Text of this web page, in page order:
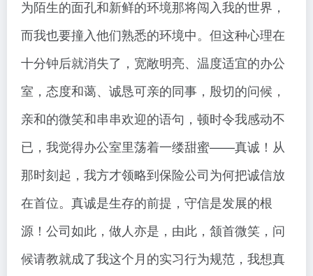
为陌生的面孔和新鲜的环境那将闯入我的世界，
而我也要撞入他们熟悉的环境中。但这种心理在
十分钟后就消失了，宽敞明亮、温度适宜的办公
室，态度和蔼、诚恳可亲的同事，殷切的问候，
亲和的微笑和串串欢迎的语句，顿时令我感动不
已，我觉得办公室里荡着一缕甜蜜——真诚！从
那时刻起，我方才领略到保险公司为何把诚信放
在首位。真诚是生存的前提，守信是发展的根
源！公司如此，做人亦是，由此，颔首微笑，问
候请教就成了我这个月的实习行为规范，我想真